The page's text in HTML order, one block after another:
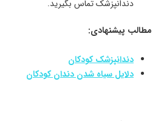
دندانپزشک تماس بگیرید.
مطالب پیشنهادی:
دندانپزشک کودکان
دلایل سیاه شدن دندان کودکان